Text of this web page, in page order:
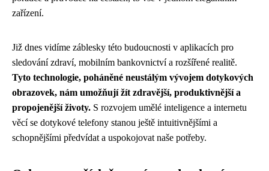
zařízení.
Již dnes vidíme záblesky této budoucnosti v aplikacích pro
sledování zdraví, mobilním bankovnictví a rozšířené realitě.
Tyto technologie, poháněné neustálým vývojem dotykových
obrazovek, nám umožňují žít zdravější, produktivnější a
propojenější životy. S rozvojem umělé inteligence a internetu
věcí se dotykové telefony stanou ještě intuitivnějšími a
schopnějšími předvídat a uspokojovat naše potřeby.